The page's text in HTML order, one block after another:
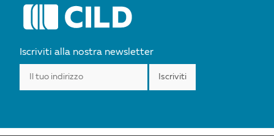
Iscriviti alla nostra newsletter